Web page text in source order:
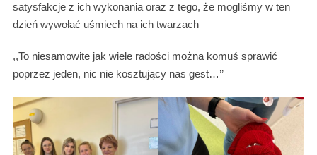
satysfakcje z ich wykonania oraz z tego, że mogliśmy w ten
dzień wywołać uśmiech na ich twarzach
,,To niesamowite jak wiele radości można komuś sprawić
poprzez jeden, nic nie kosztujący nas gest…’’